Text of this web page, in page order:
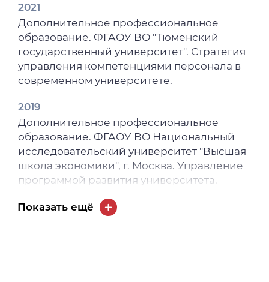
2021
Дополнительное профессиональное
образование. ФГАОУ ВО "Тюменский
государственный университет". Стратегия
управления компетенциями персонала в
современном университете.
2019
Дополнительное профессиональное
образование. ФГАОУ ВО Национальный
исследовательский университет "Высшая
школа экономики", г. Москва. Управление
программой развития университета.
2017
Показать ещё